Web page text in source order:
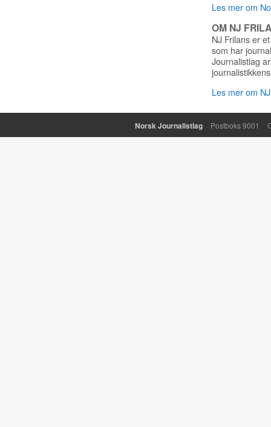
Les mer om
OM NJ
NJ Frilans er
som har
Journalistlag
Les mer om
Norsk Journalistlag Postboks 9001